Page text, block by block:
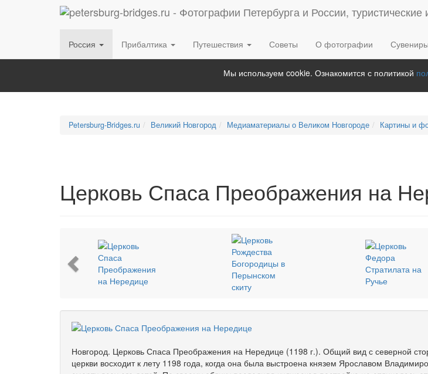
Россия Прибалтика Путешествия Советы О фотографии Сувениры
Мы используем cookie. Ознакомится с политикой
Petersburg-Bridges.ru Великий Новгород Медиаматериалы о Великом Новгороде Картины и
Церковь Спаса Преображения на
Previous
Новгород. Церковь Спаса Преображения на Нередице (1198 г.). Общий вид с северной
церкви восходит к лету 1198 года, когда она была выстроена князем Ярославом